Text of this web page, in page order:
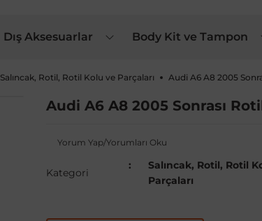
Dış Aksesuarlar Body Kit ve Tampon
Salıncak, Rotil, Rotil Kolu ve Parçaları Audi A6 A8 2005
Audi A6 A8 2005 Sonrası
Yorum Yap/Yorumları Oku
Kategori
Salıncak, Rotil, Rotil
Parçaları